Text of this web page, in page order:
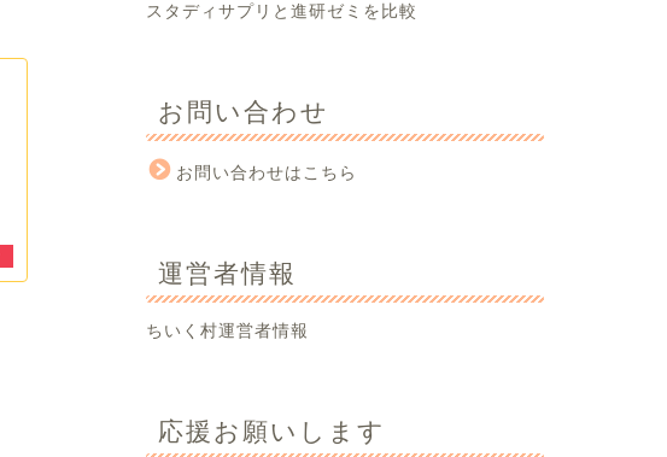
スタディサプリと進研ゼミを比較
お問い合わせ
お問い合わせはこちら
運営者情報
ちいく村運営者情報
応援お願いします